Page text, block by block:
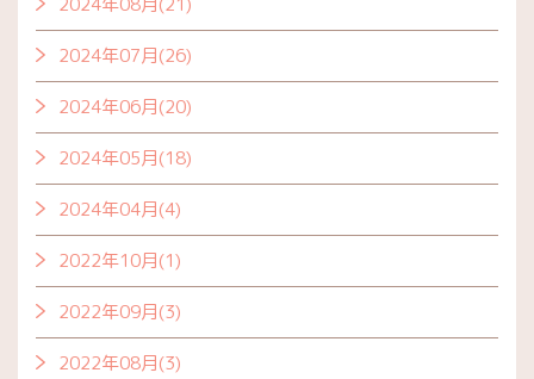
2024年07月(26)
2024年06月(20)
2024年05月(18)
2024年04月(4)
2022年10月(1)
2022年09月(3)
2022年08月(3)